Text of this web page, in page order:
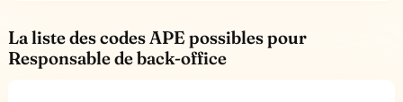
La liste des codes APE possibles pour
Responsable de back-office